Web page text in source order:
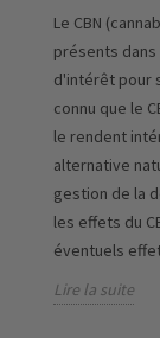
Le CBN
présents
d'intérêt pour
connu que le
le rendent
alternative
gestion de la
les effets du
éventuels
Lire la suite